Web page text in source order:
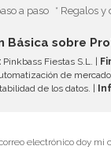
a paso * Regalos y
Básica sobre
Pinkbass Fiestas S.L. |
de
de los datos. |
electrónico doy